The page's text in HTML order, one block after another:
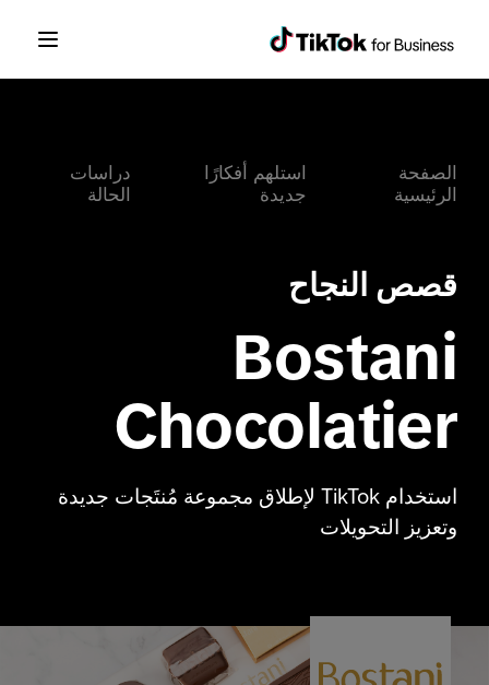
الصفحة
الرئيسية
استلهم أفكارًا
جديدة
دراسات
الحالة
قصص النجاح
Bostani
Chocolatier
استخدام TikTok لإطلاق مجموعة مُنتَجات جديدة
وتعزيز التحويلات